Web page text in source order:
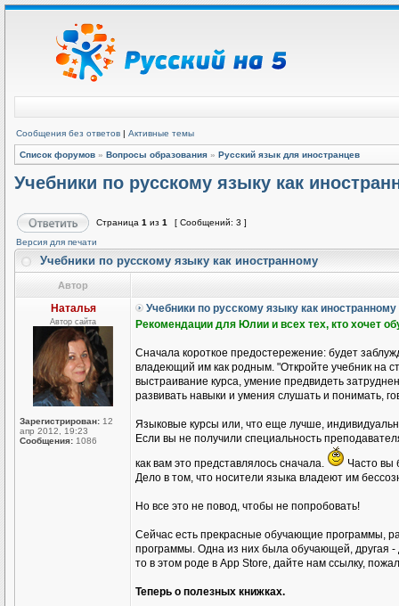
Сообщения без ответов | Активные темы
Список форумов » Вопросы образования » Русский язык для иностранцев
Учебники по русскому языку как
Страница 1 из 1
[ Сообщений: 3 ]
Версия для печати
Учебники по русскому языку как иностранному
Автор
Наталья
Автор сайта
Зарегистрирован: 12
апр 2012, 19:23
Сообщения: 1086
Учебники по русскому языку как иностранному
Рекомендации для Юлии и всех тех, кто хочет
Сначала короткое предостережение: будет
владеющий им как родным. "Откройте учебник на
выстраивание курса, умение предвидеть
развивать навыки и умения слушать и понимать,
Языковые курсы или, что еще лучше,
Если вы не получили специальность
как вам это представлялось сначала.
Часто вы
Дело в том, что носители языка владеют им
Но все это не повод, чтобы не попробовать!
Сейчас есть прекрасные обучающие программы,
программы. Одна из них была обучающей, другая -
то в этом роде в Аpp Store, дайте нам ссылку,
Теперь о полезных книжках.